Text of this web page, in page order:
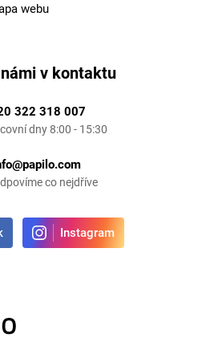
webu
v kontaktu
322 318 007
dny 8:00 - 15:30
co nejdříve
Instagram